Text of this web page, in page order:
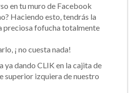
en tu muro de Facebook
Haciendo esto, tendrás la
preciosa fofucha totalmente
¡ no cuesta nada!
ya dando CLIK en la cajita de
superior izquiera de nuestro